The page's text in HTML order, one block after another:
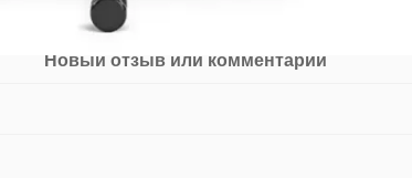
Новый отзыв или комментарий